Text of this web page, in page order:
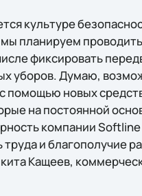
культуре
планируем
фиксировать
уборов. Думаю,
помощью новых
на постоянной
компании Softline
и благополучие
Кащеев,